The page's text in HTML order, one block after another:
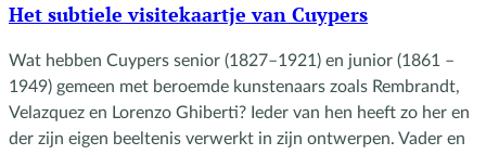
Het subtiele visitekaartje van Cuypers
Wat hebben Cuypers senior (1827–1921) en junior (1861 –
1949) gemeen met beroemde kunstenaars zoals Rembrandt,
Velazquez en Lorenzo Ghiberti? Ieder van hen heeft zo her en
der zijn eigen beeltenis verwerkt in zijn ontwerpen. Vader en